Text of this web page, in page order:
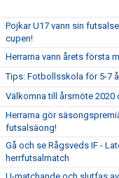
Pojkar U17 vann sin
cupen!
Herrarna vann årets första
Tips: Fotbollsskola för 5-7
Välkomna till årsmöte 2020
Herrarna gör
futsalsäong!
Gå och se Rågsveds IF -
herrfutsalmatch